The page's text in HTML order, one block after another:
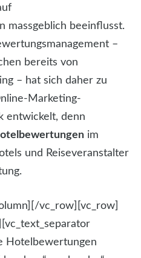
massgeblich beeinflusst.
–
bereits von
– hat sich daher zu
Marketing-
entwickelt, denn
im
und Reiseveranstalter
vc_row][vc_row]
Hotelbewertungen